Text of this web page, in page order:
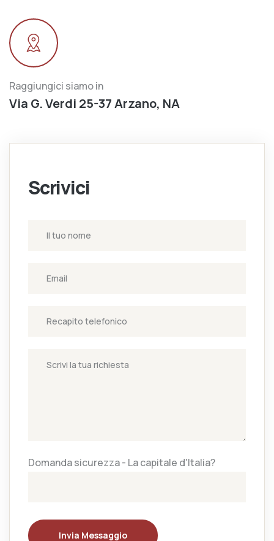
Raggiungici siamo in
Via G. Verdi 25-37 Arzano, NA
Scrivici
Domanda sicurezza - La capitale d'Italia?
Invia Messaggio